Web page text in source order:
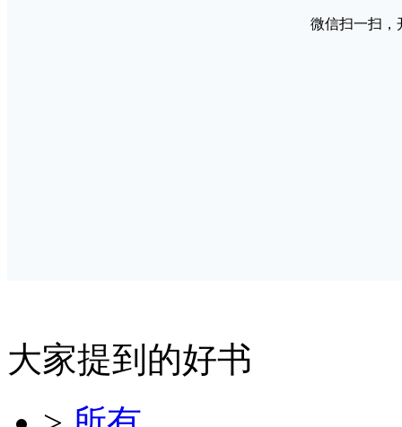
微信扫一扫，
大家提到的好书